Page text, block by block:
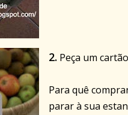
2. Peça um
Para quê
parar à sua